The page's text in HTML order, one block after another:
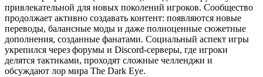
привлекательной для новых поколений игроков. Сообщество
продолжает активно создавать контент: появляются новые
переводы, балансные моды и даже полноценные сюжетные
дополнения, созданные фанатами. Социальный аспект игры
укрепился через форумы и Discord-серверы, где игроки
делятся тактиками, проходят сложные челленджи и
обсуждают лор мира The Dark Eye.